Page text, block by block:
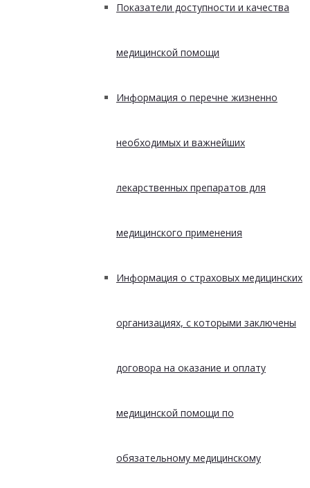
Показатели доступности и качества
медицинской помощи
Информация о перечне жизненно
необходимых и важнейших
лекарственных препаратов для
медицинского применения
Информация о страховых медицинских
организациях, с которыми заключены
договора на оказание и оплату
медицинской помощи по
обязательному медицинскому